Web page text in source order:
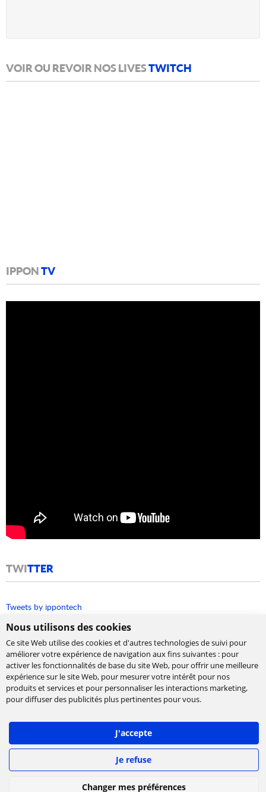
Nous utilisons des cookies
Ce site Web utilise des cookies et d'autres technologies de suivi pour
améliorer votre expérience de navigation aux fins suivantes : pour
activer les fonctionnalités de base du site Web, pour offrir une meilleure
expérience sur le site Web, pour mesurer votre intérêt pour nos
produits et services et pour personnaliser les interactions marketing,
pour diffuser des publicités plus pertinentes pour vous.
J'accepte
Je refuse
Changer mes préférences
VOIR OU REVOIR NOS LIVESTWITCH
IPPONTV
TWITTER
Tweets by ippontech
Cabinet de conseil et d’expertises en
Ippon accompagne la transformation numérique
des entreprises, en les aidant à concevoir leur
stratégie et à déployer leur roadmap à l'échelle,
afin de délivrer rapidement la valeur attendue.